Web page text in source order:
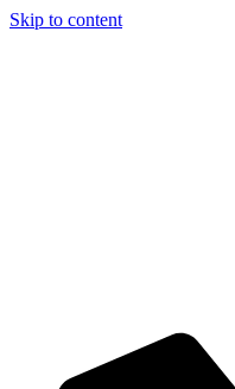
Skip to content